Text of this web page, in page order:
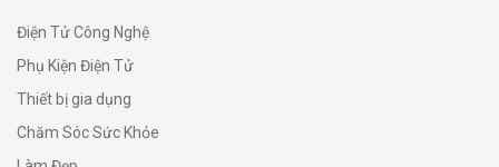
Điện Tử Công Nghệ
Phụ Kiện Điện Tử
Thiết bị gia dụng
Chăm Sóc Sức Khỏe